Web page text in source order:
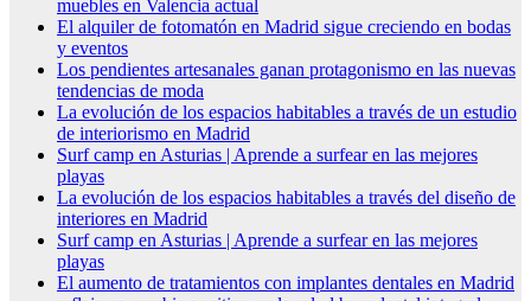
muebles en Valencia actual
El alquiler de fotomatón en Madrid sigue creciendo en bodas
y eventos
Los pendientes artesanales ganan protagonismo en las nuevas
tendencias de moda
La evolución de los espacios habitables a través de un estudio
de interiorismo en Madrid
Surf camp en Asturias | Aprende a surfear en las mejores
playas
La evolución de los espacios habitables a través del diseño de
interiores en Madrid
Surf camp en Asturias | Aprende a surfear en las mejores
playas
El aumento de tratamientos con implantes dentales en Madrid